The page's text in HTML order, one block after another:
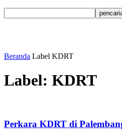
Beranda Label KDRT
Label: KDRT
Perkara KDRT di